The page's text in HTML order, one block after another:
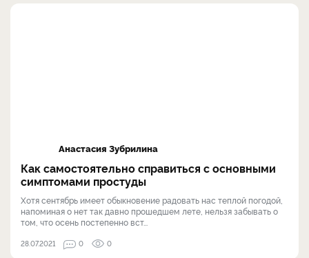
Анастасия Зубрилина
Как самостоятельно справиться с основными
симптомами простуды
Хотя сентябрь имеет обыкновение радовать нас теплой погодой,
напоминая о нет так давно прошедшем лете, нельзя забывать о
том, что осень постепенно вст...
28.07.2021 0 0